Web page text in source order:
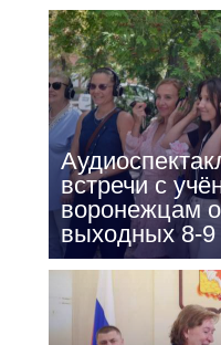
встречи с
воронежцам
выходных 8-9